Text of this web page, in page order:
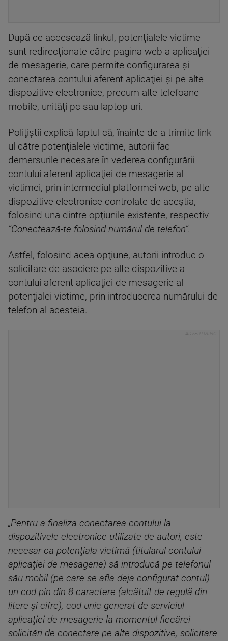
După ce accesează linkul, potenţialele victime
sunt redirecţionate către pagina web a aplicaţiei
de mesagerie, care permite configurarea şi
conectarea contului aferent aplicaţiei şi pe alte
dispozitive electronice, precum alte telefoane
mobile, unităţi pc sau laptop-uri.
Poliţiştii explică faptul că, înainte de a trimite link-
ul către potenţialele victime, autorii fac
demersurile necesare în vederea configurării
contului aferent aplicaţiei de mesagerie al
victimei, prin intermediul platformei web, pe alte
dispozitive electronice controlate de aceştia,
folosind una dintre opţiunile existente, respectiv
”Conectează-te folosind numărul de telefon”.
Astfel, folosind acea opţiune, autorii introduc o
solicitare de asociere pe alte dispozitive a
contului aferent aplicaţiei de mesagerie al
potenţialei victime, prin introducerea numărului de
telefon al acesteia.
„Pentru a finaliza conectarea contului la
dispozitivele electronice utilizate de autori, este
necesar ca potenţiala victimă (titularul contului
aplicaţiei de mesagerie) să introducă pe telefonul
său mobil (pe care se afla deja configurat contul)
un cod pin din 8 caractere (alcătuit de regulă din
litere şi cifre), cod unic generat de serviciul
aplicaţiei de mesagerie la momentul fiecărei
solicitări de conectare pe alte dispozitive, solicitare